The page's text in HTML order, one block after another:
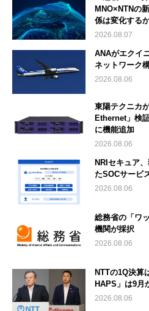
MNO×NTNの
係は変化する
2026.08.07
ANAがエクイ
ネットワーク
2026.08.06
東陽テクニカ
Ethernet」検
に機能追加
2026.08.06
NRIセキュア
たSOCサービ
2026.08.06
総務省の「ワ
機関が採択
2026.08.06
NTTの1Q決
HAPS」は9月
2026.08.06